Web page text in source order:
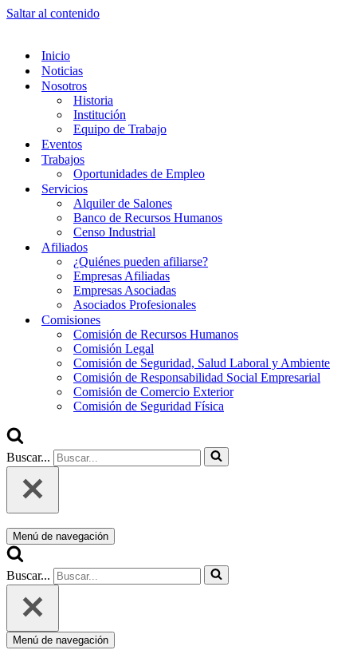
Saltar al contenido
Inicio
Noticias
Nosotros
Historia
Institución
Equipo de Trabajo
Eventos
Trabajos
Oportunidades de Empleo
Servicios
Alquiler de Salones
Banco de Recursos Humanos
Censo Industrial
Afiliados
¿Quiénes pueden afiliarse?
Empresas Afiliadas
Empresas Asociadas
Asociados Profesionales
Comisiones
Comisión de Recursos Humanos
Comisión Legal
Comisión de Seguridad, Salud Laboral y Ambiente
Comisión de Responsabilidad Social Empresarial
Comisión de Comercio Exterior
Comisión de Seguridad Física
Buscar...
Menú de navegación
Buscar...
Menú de navegación